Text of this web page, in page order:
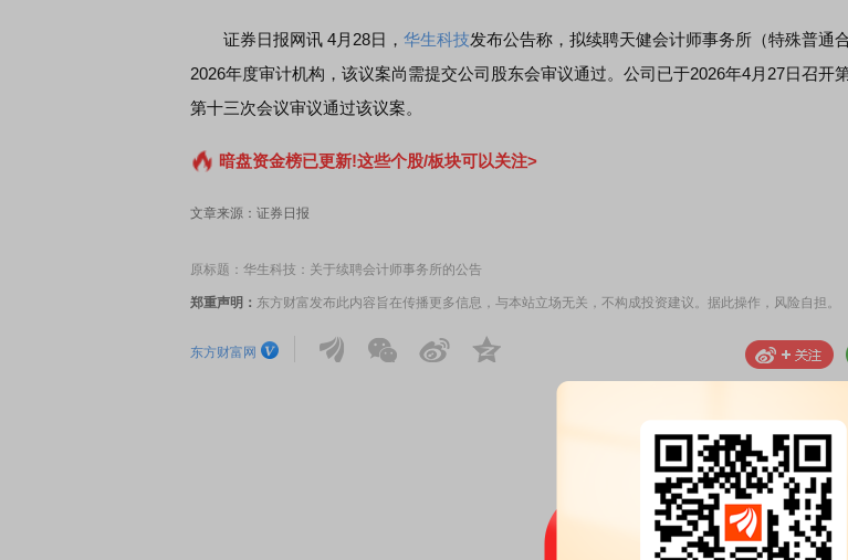
证券日报网讯 4月28日， 华生科技发布公告称，拟续聘天健会计师事务所（特殊普通
2026年度审计机构，该议案尚需提交公司股东会审议通过。公司已于2026年4月27日召开
第十三次会议审议通过该议案。
暗盘资金榜已更新!这些个股/板块可以关注>
文章来源：证券日报
原标题：华生科技：关于续聘会计师事务所的公告
郑重声明： 东方财富发布此内容旨在传播更多信息，与本站立场无关，不构成投资建议。据此操作，风险自担。
东方财富网